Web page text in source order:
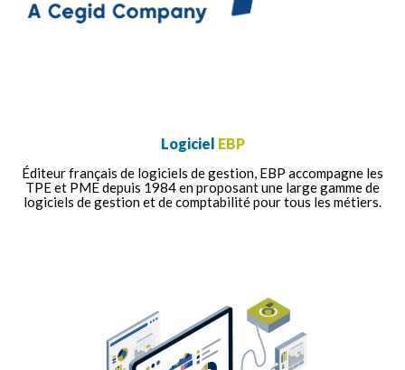
Logiciel EBP
Éditeur français de logiciels de gestion, EBP accompagne les
TPE et PME depuis 1984 en proposant une large gamme de
logiciels de gestion et de comptabilité pour tous les métiers.